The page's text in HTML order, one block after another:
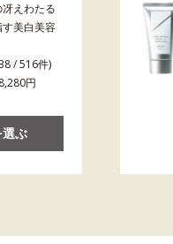
えわたる
美白美容
/ 516件)
円
ぶ